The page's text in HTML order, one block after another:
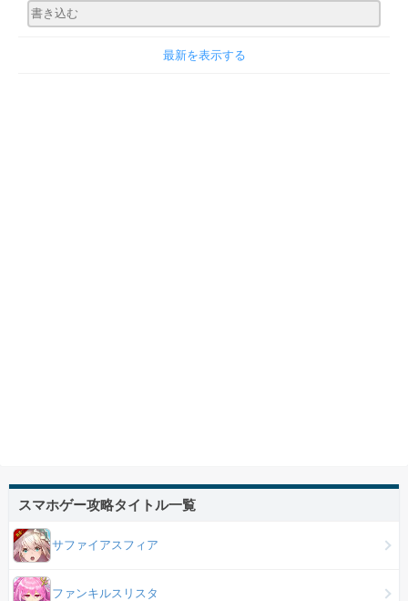
最新を表示する
スマホゲー攻略タイトル一覧
サファイアスフィア
ファンキルスリスタ